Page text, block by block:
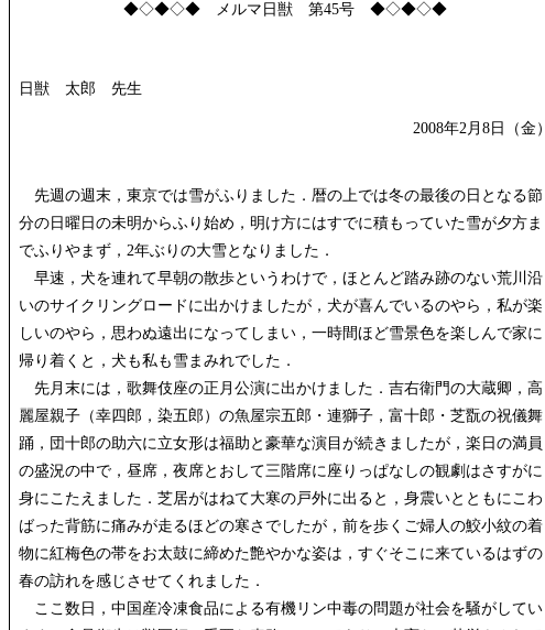
◆◇◆◇◆ メルマ日獣 第45号 ◆◇◆◇◆
日獣 太郎 先生
2008年2月8日（金）
先週の週末，東京では雪がふりました．暦の上では冬の最後の日となる節
分の日曜日の未明からふり始め，明け方にはすでに積もっていた雪が夕方ま
でふりやまず，2年ぶりの大雪となりました．
早速，犬を連れて早朝の散歩というわけで，ほとんど踏み跡のない荒川沿
いのサイクリングロードに出かけましたが，犬が喜んでいるのやら，私が楽
しいのやら，思わぬ遠出になってしまい，一時間ほど雪景色を楽しんで家に
帰り着くと，犬も私も雪まみれでした．
先月末には，歌舞伎座の正月公演に出かけました．吉右衛門の大蔵卿，高
麗屋親子（幸四郎，染五郎）の魚屋宗五郎・連獅子，富十郎・芝翫の祝儀舞
踊，団十郎の助六に立女形は福助と豪華な演目が続きましたが，楽日の満員
の盛況の中で，昼席，夜席とおして三階席に座りっぱなしの観劇はさすがに
身にこたえました．芝居がはねて大寒の戸外に出ると，身震いとともにこわ
ばった背筋に痛みが走るほどの寒さでしたが，前を歩くご婦人の鮫小紋の着
物に紅梅色の帯をお太鼓に締めた艶やかな姿は，すぐそこに来ているはずの
春の訪れを感じさせてくれました．
ここ数日，中国産冷凍食品による有機リン中毒の問題が社会を騒がしてい